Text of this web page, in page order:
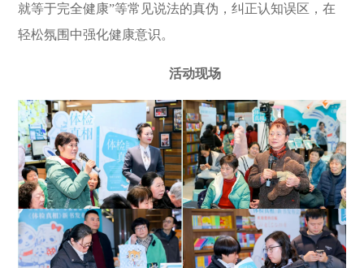
就等于完全健康”等常见说法的真伪，纠正认知误区，在
轻松氛围中强化健康意识。
活动现场